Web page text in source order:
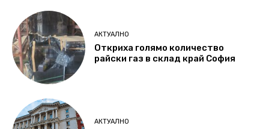
АКТУАЛНО
Откриха голямо количество
райски газ в склад край София
АКТУАЛНО